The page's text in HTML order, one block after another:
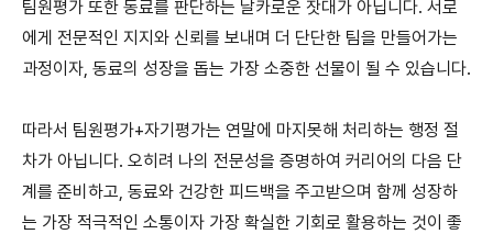
팀원평가 또한 동료를 판단하는 날카로운 잣대가 아닙니다. 서로
에게 전문적인 지지와 신뢰를 보내며 더 단단한 팀을 만들어가는
과정이자, 동료의 성장을 돕는 가장 소중한 선물이 될 수 있습니다.
따라서 팀원평가+자기평가는 연말에 마지못해 처리하는 행정 절
차가 아닙니다. 오히려 나의 전문성을 증명하여 커리어의 다음 단
계를 준비하고, 동료와 건강한 피드백을 주고받으며 함께 성장하
는 가장 적극적인 소통이자 가장 확실한 기회로 활용하는 것이 좋